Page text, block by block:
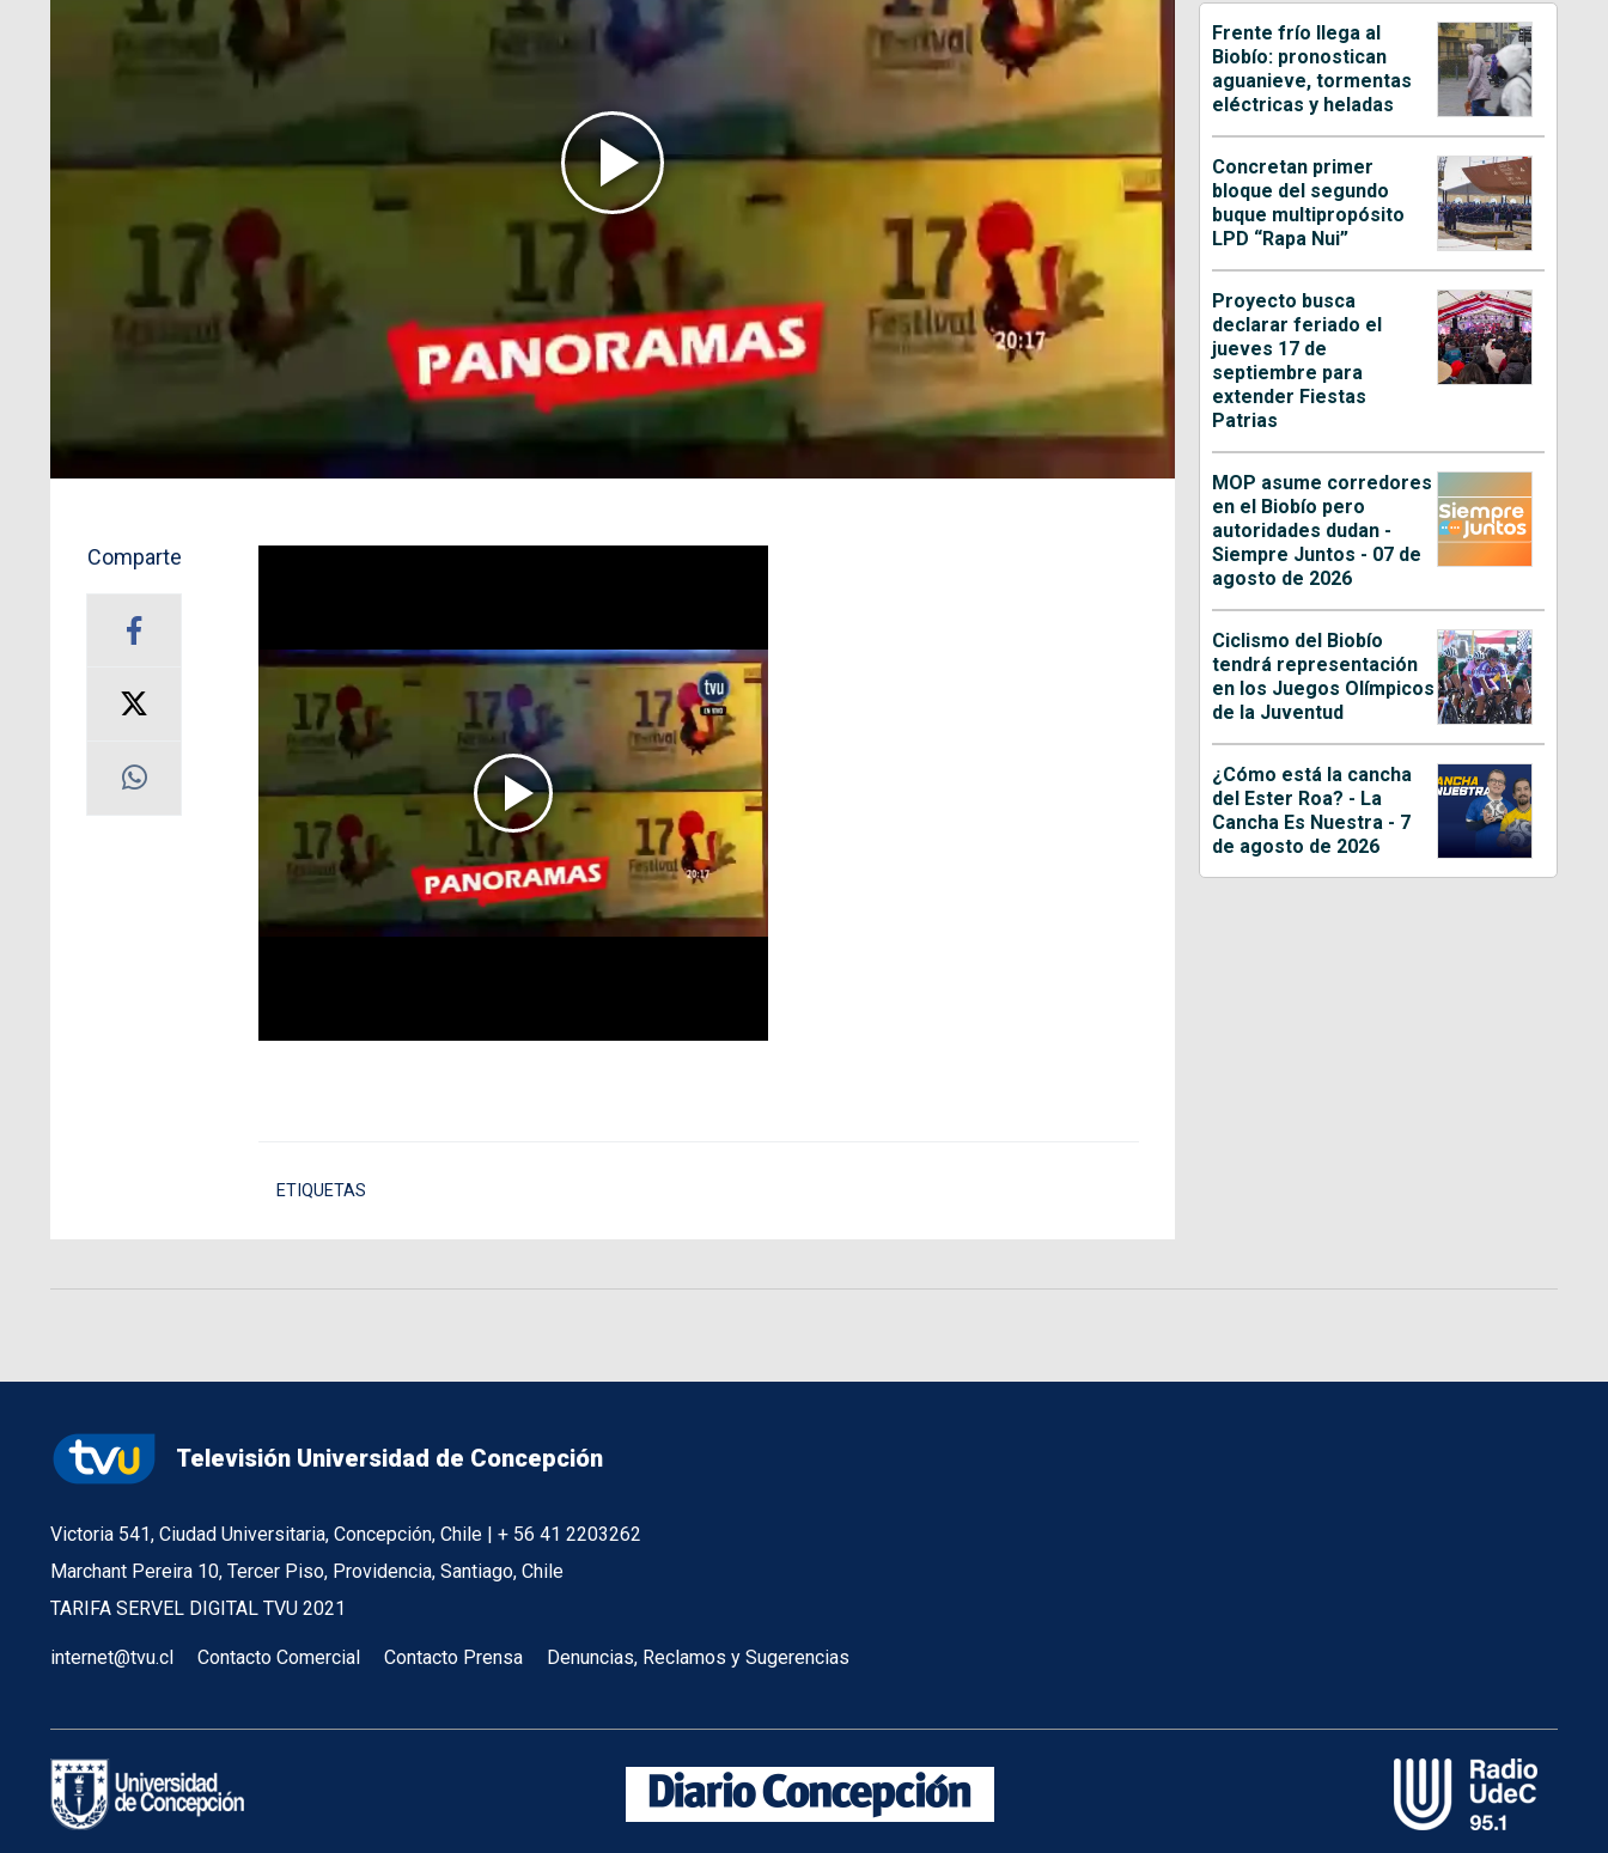
Comparte
ETIQUETAS
Frente frío llega al
Biobío: pronostican
aguanieve, tormentas
eléctricas y heladas
Concretan primer
bloque del segundo
buque multipropósito
LPD “Rapa Nui”
Proyecto busca
declarar feriado el
jueves 17 de
septiembre para
extender Fiestas
Patrias
MOP asume corredores
en el Biobío pero
autoridades dudan -
Siempre Juntos - 07 de
agosto de 2026
Ciclismo del Biobío
tendrá representación
en los Juegos Olímpicos
de la Juventud
¿Cómo está la cancha
del Ester Roa? - La
Cancha Es Nuestra - 7
de agosto de 2026
Televisión Universidad de Concepción
Victoria 541, Ciudad Universitaria, Concepción, Chile | + 56 41 2203262
Marchant Pereira 10, Tercer Piso, Providencia, Santiago, Chile
TARIFA SERVEL DIGITAL TVU 2021
internet@tvu.cl Contacto Comercial Contacto Prensa Denuncias, Reclamos y Sugerencias